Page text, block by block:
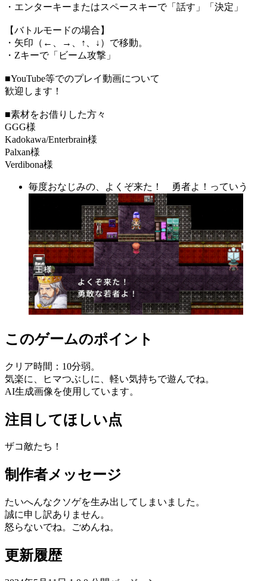
・エンターキーまたはスペースキーで「話す」「決定」
【バトルモードの場合】
・矢印（←、→、↑、↓）で移動。
・Zキーで「ビーム攻撃」
■YouTube等でのプレイ動画について
歓迎します！
■素材をお借りした方々
GGG様
Kadokawa/Enterbrain様
Palxan様
Verdibona様
毎度おなじみの、よくぞ来た！ 勇者よ！っていう
このゲームのポイント
クリア時間：10分弱。
気楽に、ヒマつぶしに、軽い気持ちで遊んでね。
AI生成画像を使用しています。
注目してほしい点
ザコ敵たち！
制作者メッセージ
たいへんなクソゲを生み出してしまいました。
誠に申し訳ありません。
怒らないでね。ごめんね。
更新履歴